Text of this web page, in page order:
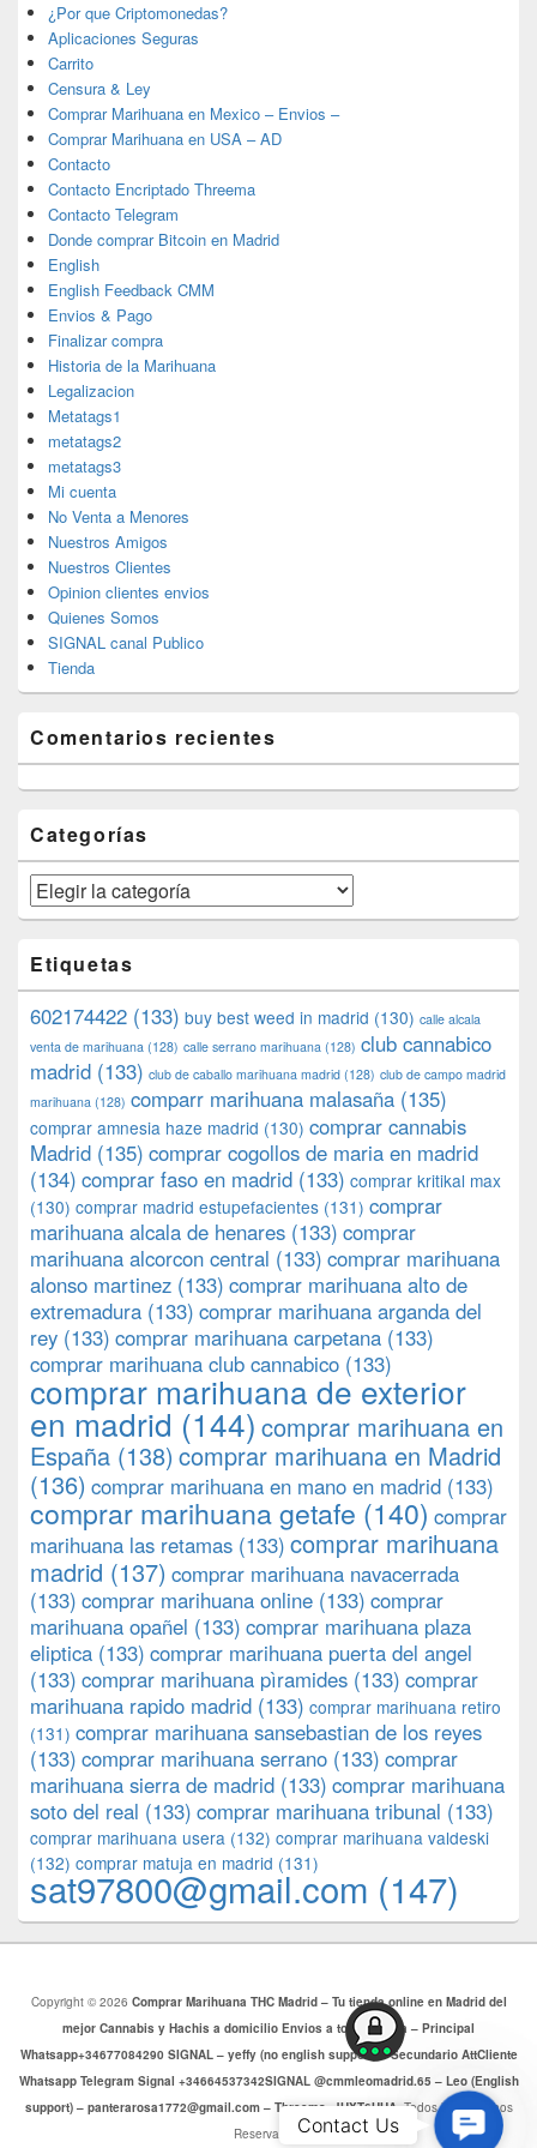
¿Por que Criptomonedas?
Aplicaciones Seguras
Carrito
Censura & Ley
Comprar Marihuana en Mexico – Envios –
Comprar Marihuana en USA – AD
Contacto
Contacto Encriptado Threema
Contacto Telegram
Donde comprar Bitcoin en Madrid
English
English Feedback CMM
Envios & Pago
Finalizar compra
Historia de la Marihuana
Legalizacion
Metatags1
metatags2
metatags3
Mi cuenta
No Venta a Menores
Nuestros Amigos
Nuestros Clientes
Opinion clientes envios
Quienes Somos
SIGNAL canal Publico
Tienda
Comentarios recientes
Categorías
Categorías
Etiquetas
602174422 (133) buy best weed in madrid (130) calle alcala
venta de marihuana (128) calle serrano marihuana (128) club cannabico
madrid (133) club de caballo marihuana madrid (128) club de campo madrid
marihuana (128) comparr marihuana malasaña (135)
comprar amnesia haze madrid (130) comprar cannabis
Madrid (135) comprar cogollos de maria en madrid
(134) comprar faso en madrid (133) comprar kritikal max
(130) comprar madrid estupefacientes (131) comprar
marihuana alcala de henares (133) comprar
marihuana alcorcon central (133) comprar marihuana
alonso martinez (133) comprar marihuana alto de
extremadura (133) comprar marihuana arganda del
rey (133) comprar marihuana carpetana (133)
comprar marihuana club cannabico (133)
comprar marihuana de exterior
en madrid (144) comprar marihuana en
España (138) comprar marihuana en Madrid
(136) comprar marihuana en mano en madrid (133)
comprar marihuana getafe (140) comprar
marihuana las retamas (133) comprar marihuana
madrid (137) comprar marihuana navacerrada
(133) comprar marihuana online (133) comprar
marihuana opañel (133) comprar marihuana plaza
eliptica (133) comprar marihuana puerta del angel
(133) comprar marihuana pìramides (133) comprar
marihuana rapido madrid (133) comprar marihuana retiro
(131) comprar marihuana sansebastian de los reyes
(133) comprar marihuana serrano (133) comprar
marihuana sierra de madrid (133) comprar marihuana
soto del real (133) comprar marihuana tribunal (133)
comprar marihuana usera (132) comprar marihuana valdeski
(132) comprar matuja en madrid (131)
sat97800@gmail.com (147)
Copyright © 2026 Comprar Marihuana THC Madrid – Tu tienda online en Madrid del
mejor Cannabis y Hachis a domicilio Envios a toda Europa – Principal
Whatsapp+34677084290 SIGNAL – yeffy (no english support) – Secundario AttCliente
Whatsapp Telegram Signal +34664537342SIGNAL @cmmleomadrid.65 – Leo (English
support) – panterarosa1772@gmail.com – Threema: JHXT6HHA. Todos los Derechos
Reservados.Contact Us